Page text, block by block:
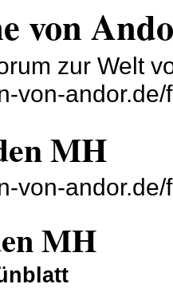
von
zur Welt
von-andor.de/
MH
von-
MH